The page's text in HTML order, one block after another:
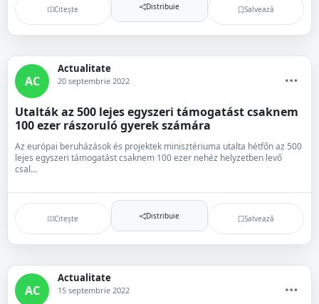
Citește Distribuie Salvează
AC
Actualitate
20 septembrie 2022
Utalták az 500 lejes egyszeri támogatást csaknem
100 ezer rászoruló gyerek számára
Az európai beruházások és projektek minisztériuma utalta hétfőn az 500
lejes egyszeri támogatást csaknem 100 ezer nehéz helyzetben levő
csal...
Citește Distribuie Salvează
AC
Actualitate
15 septembrie 2022